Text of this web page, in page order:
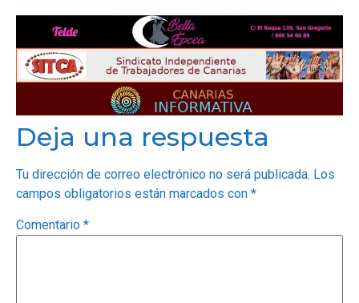
Deja una respuesta
Tu dirección de correo electrónico no será publicada. Los
campos obligatorios están marcados con *
Comentario *